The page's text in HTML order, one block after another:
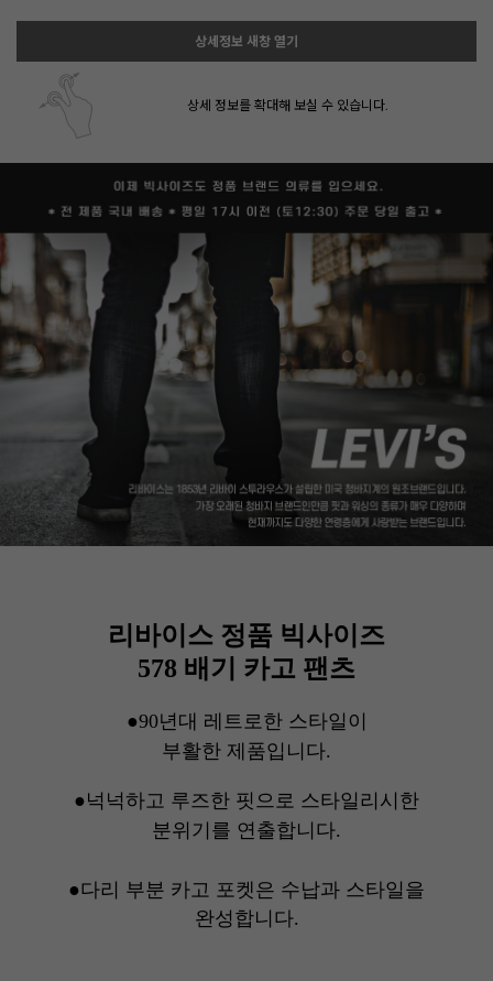
상세정보 새창 열기
상세 정보를 확대해 보실 수 있습니다.
리바이스 정품 빅사이즈
578 배기 카고 팬츠
●90년대 레트로한 스타일이
부활한 제품입니다.
●넉넉하고 루즈한 핏으로 스타일리시한
분위기를 연출합니다.
●다리 부분 카고 포켓은 수납과 스타일을
완성합니다.